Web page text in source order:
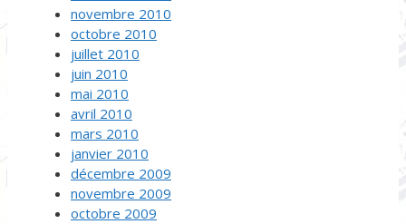
novembre 2010
octobre 2010
juillet 2010
juin 2010
mai 2010
avril 2010
mars 2010
janvier 2010
décembre 2009
novembre 2009
octobre 2009